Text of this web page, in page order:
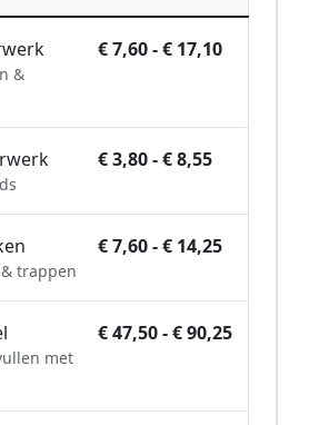
&
€ 7,60 - € 17,10
€ 3,80 - € 8,55
trappen
€ 7,60 - € 14,25
met
€ 47,50 - € 90,25